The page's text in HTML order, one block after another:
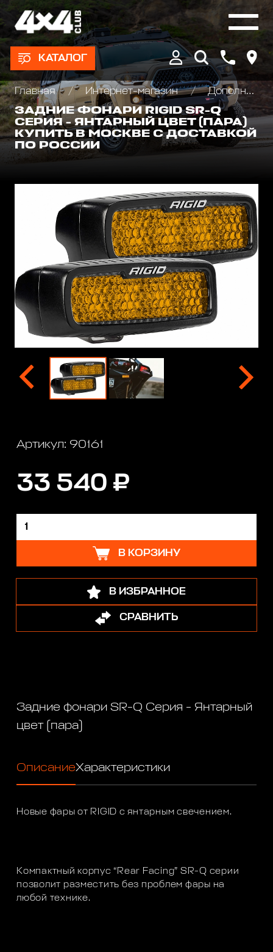
КАТАЛОГ
Главная Интернет-магазин
Дополнительные фары : Светодиодные, Галогеновые , Ксеноновые
ЗАДНИЕ ФОНАРИ RIGID SR-Q
СЕРИЯ - ЯНТАРНЫЙ ЦВЕТ (ПАРА)
КУПИТЬ В МОСКВЕ С ДОСТАВКОЙ
ПО РОССИИ
Артикул: 90161
33 540 ₽
В КОРЗИНУ
В ИЗБРАННОЕ
СРАВНИТЬ
Задние фонари SR-Q Серия - Янтарный
цвет (пара)
ОписаниеХарактеристики
Новые фары от RIGID с янтарным свечением.
Компактный корпус “Rear Facing” SR-Q серии
позволит разместить без проблем фары на
любой технике.